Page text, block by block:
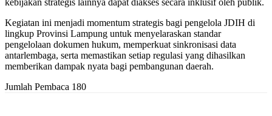
kebijakan strategis lainnya dapat diakses secara inklusif oleh publik.
Kegiatan ini menjadi momentum strategis bagi pengelola JDIH di
lingkup Provinsi Lampung untuk menyelaraskan standar
pengelolaan dokumen hukum, memperkuat sinkronisasi data
antarlembaga, serta memastikan setiap regulasi yang dihasilkan
memberikan dampak nyata bagi pembangunan daerah.
Jumlah Pembaca 180